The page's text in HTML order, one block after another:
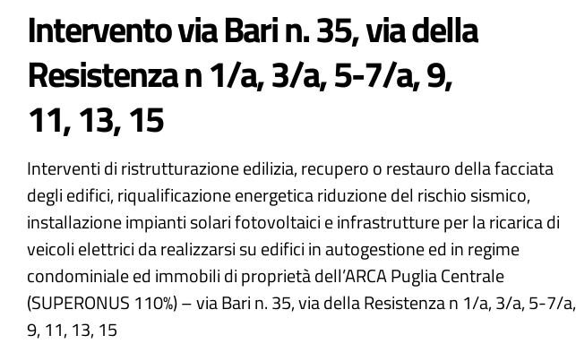
Intervento via Bari n. 35, via della
Resistenza n 1/a, 3/a, 5-7/a, 9,
11, 13, 15
Interventi di ristrutturazione edilizia, recupero o restauro della facciata
degli edifici, riqualificazione energetica riduzione del rischio sismico,
installazione impianti solari fotovoltaici e infrastrutture per la ricarica di
veicoli elettrici da realizzarsi su edifici in autogestione ed in regime
condominiale ed immobili di proprietà dell’ARCA Puglia Centrale
(SUPERONUS 110%) – via Bari n. 35, via della Resistenza n 1/a, 3/a, 5-7/a,
9, 11, 13, 15